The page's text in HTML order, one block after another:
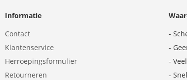
Informatie
Contact
Klantenservice
Herroepingsformulier
Retourneren
-
-
-
-